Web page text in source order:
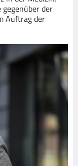
der
Auftrag der